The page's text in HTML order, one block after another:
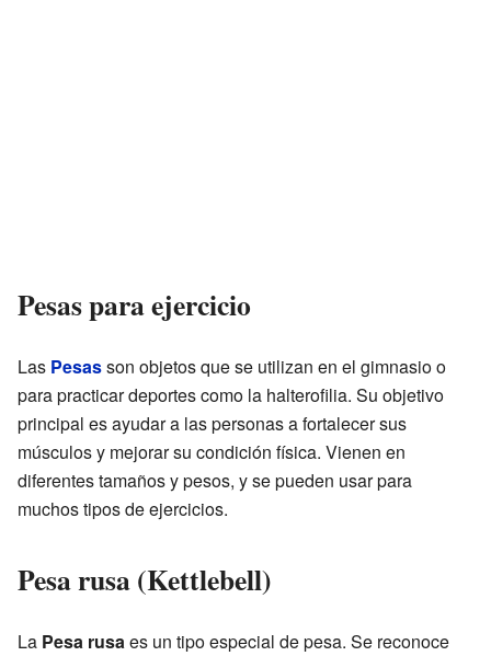
Pesas para ejercicio
Las Pesasson objetos que se utilizan en el gimnasio o
para practicar deportes como la halterofilia. Su objetivo
principal es ayudar a las personas a fortalecer sus
músculos y mejorar su condición física. Vienen en
diferentes tamaños y pesos, y se pueden usar para
muchos tipos de ejercicios.
Pesa rusa (Kettlebell)
La Pesa rusaes un tipo especial de pesa. Se reconoce